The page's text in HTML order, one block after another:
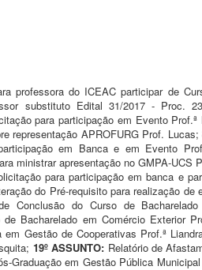
professora do ICEAC participar de
substituto Edital 31/2017 - Proc.
para participação em Evento
representação APROFURG Prof. Lucas;
em Banca e em Evento
ministrar apresentação no GMPA-UCS
para participação em banca e
do Pré-requisito para realização de
Conclusão do Curso de
Bacharelado em Comércio Exterior
Gestão de Cooperativas Prof.ª
19º ASSUNTO: Relatório de
Graduação em Gestão Pública